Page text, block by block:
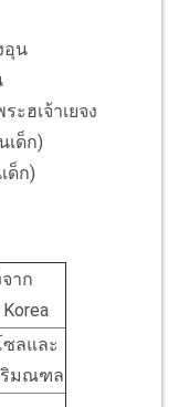
อุน
ฮเจ้าเยจง
เด็ก)
ด็ก)
จาก
ซลและ
มณฑล